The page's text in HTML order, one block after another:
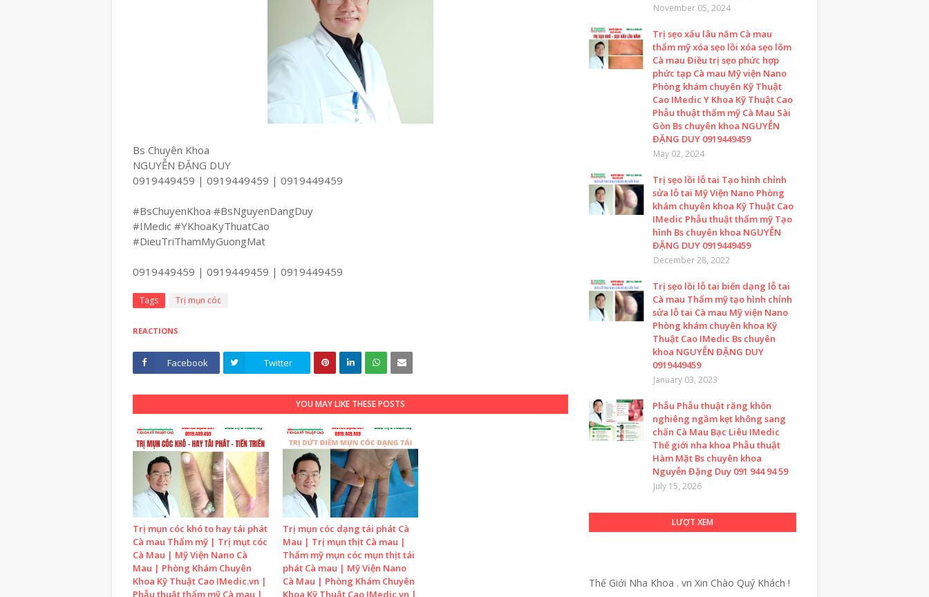
Bs Chuyên Khoa
NGUYỄN ĐẶNG DUY
0919449459 | 0919449459 | 0919449459
#BsChuyenKhoa #BsNguyenDangDuy
#IMedic #YKhoaKyThuatCao
#DieuTriThamMyGuongMat
0919449459 | 0919449459 | 0919449459
Tags Trị mụn cóc
REACTIONS
Facebook Twitter
YOU MAY LIKE THESE POSTS
Trị mụn cóc khó to hay tái phát
Cà mau Thẩm mỹ | Trị mụt cóc
Cà Mau | Mỹ Viện Nano Cà
Mau | Phòng Khám Chuyên
Khoa Kỹ Thuật Cao IMedic.vn |
Phẫu thuật thẩm mỹ Cà mau |
Trị mụn cóc dạng tái phát Cà
Mau | Trị mụn thịt Cà mau |
Thẩm mỹ mụn cóc mụn thịt tái
phát Cà mau | Mỹ Viện Nano
Cà Mau | Phòng Khám Chuyên
Khoa Kỹ Thuật Cao IMedic.vn |
November 05, 2024
Trị sẹo xấu lâu năm Cà mau
thẩm mỹ xóa sẹo lồi xóa sẹo lõm
Cà mau Điều trị sẹo phức hợp
phức tạp Cà mau Mỹ viện Nano
Phòng khám chuyên Kỹ Thuật
Cao IMedic Y Khoa Kỹ Thuật Cao
Phẫu thuật thẩm mỹ Cà Mau Sài
Gòn Bs chuyên khoa NGUYỄN
ĐẶNG DUY 0919449459
May 02, 2024
Trị sẹo lồi lỗ tai Tạo hình chỉnh
sửa lỗ tai Mỹ Viện Nano Phòng
khám chuyên khoa Kỹ Thuật Cao
IMedic Phẫu thuật thẩm mỹ Tạo
hình Bs chuyên khoa NGUYỄN
ĐẶNG DUY 0919449459
December 28, 2022
Trị sẹo lồi lỗ tai biến dạng lỗ tai
Cà mau Thẩm mỹ tạo hình chỉnh
sửa lỗ tai Cà mau Mỹ viện Nano
Phòng khám chuyên khoa Kỹ
Thuật Cao IMedic Bs chuyên
khoa NGUYỄN ĐẶNG DUY
0919449459
January 03, 2023
Phẫu Phẫu thuật răng khôn
nghiêng ngầm kẹt không sang
chấn Cà Mau Bạc Liêu IMedic
Thế giới nha khoa Phẫu thuật
Hàm Mặt Bs chuyên khoa
Nguyễn Đặng Duy 091 944 94 59
July 15, 2026
LƯỢT XEM
Thế Giới Nha Khoa . vn Xin Chào Quý Khách !